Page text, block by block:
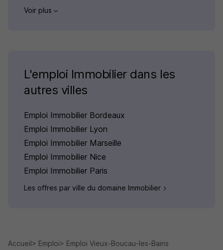
Voir plus
L'emploi Immobilier dans les
autres villes
Emploi Immobilier Bordeaux
Emploi Immobilier Lyon
Emploi Immobilier Marseille
Emploi Immobilier Nice
Emploi Immobilier Paris
Les offres par ville du domaine Immobilier
Accueil Emploi
Emploi Vieux-Boucau-les-Bains